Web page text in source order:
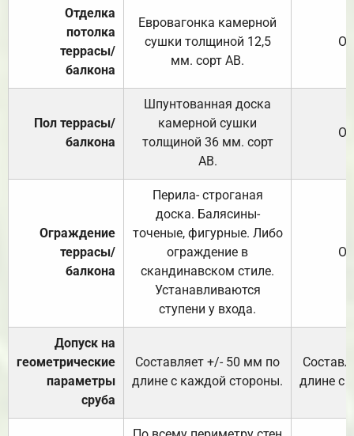
Отделка
потолка
террасы/
балкона
Евровагонка камерной
сушки толщиной 12,5
мм. сорт АВ.
Пол террасы/
балкона
Шпунтованная доска
камерной сушки
толщиной 36 мм. сорт
АВ.
Ограждение
террасы/
балкона
Перила- строганая
доска. Балясины-
точеные, фигурные. Либо
ограждение в
скандинавском стиле.
Устанавливаются
ступени у входа.
Допуск на
геометрические
параметры
сруба
Составляет +/- 50 мм по
длине с каждой стороны.
длине с